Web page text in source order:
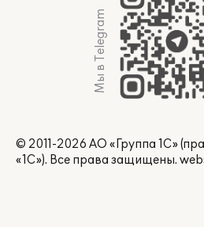
Мы в Telegram
© 2011-2026 АО «Группа 1С»
«1С»). Все права защищены.